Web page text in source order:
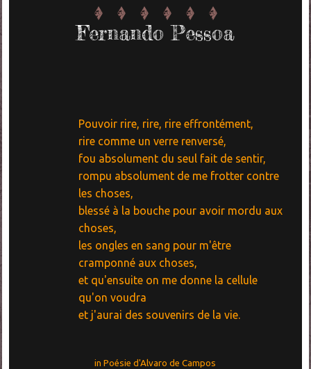
Fernando Pessoa
Pouvoir rire, rire, rire effrontément,
rire comme un verre renversé,
fou absolument du seul fait de sentir,
rompu absolument de me frotter contre
les choses,
blessé à la bouche pour avoir mordu aux
choses,
les ongles en sang pour m'être
cramponné aux choses,
et qu'ensuite on me donne la cellule
qu'on voudra
et j'aurai des souvenirs de la vie.
in Poésie d'Alvaro de Campos